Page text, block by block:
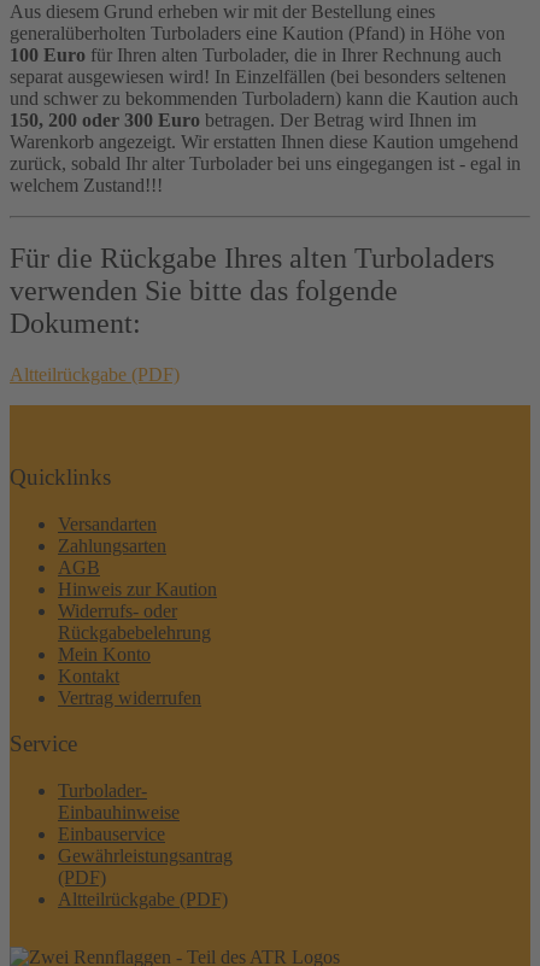
Aus diesem Grund erheben wir mit der Bestellung eines
generalüberholten Turboladers eine Kaution (Pfand) in Höhe von
100 Euro für Ihren alten Turbolader, die in Ihrer Rechnung auch
separat ausgewiesen wird! In Einzelfällen (bei besonders seltenen
und schwer zu bekommenden Turboladern) kann die Kaution auch
150, 200 oder 300 Euro betragen. Der Betrag wird Ihnen im
Warenkorb angezeigt. Wir erstatten Ihnen diese Kaution umgehend
zurück, sobald Ihr alter Turbolader bei uns eingegangen ist - egal in
welchem Zustand!!!
Für die Rückgabe Ihres alten Turboladers
verwenden Sie bitte das folgende
Dokument:
Altteilrückgabe (PDF)
Quicklinks
Versandarten
Zahlungsarten
AGB
Hinweis zur Kaution
Widerrufs- oder
Rückgabebelehrung
Mein Konto
Kontakt
Vertrag widerrufen
Service
Turbolader-
Einbauhinweise
Einbauservice
Gewährleistungsantrag
(PDF)
Altteilrückgabe (PDF)